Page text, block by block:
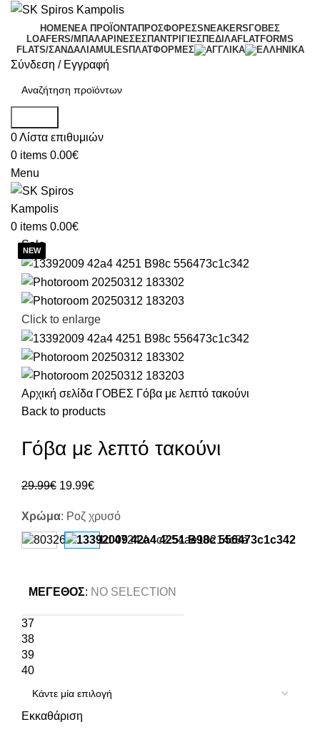
HOMEΝΕΑ ΠΡΟΪΟΝΤΑΠΡΟΣΦΟΡΕΣSNEAKERS ΓΟΒΕΣ
LOAFERS/ΜΠΑΛΑΡΙΝΕΣΕΣΠΑΝΤΡΙΓΙΕΣΠΕΔΙΛΑFLATFORMS
FLATS/ΣΑΝΔΑΛΙΑMULES ΠΛΑΤΦΟΡΜΕΣ
Σύνδεση / Εγγραφή
0Λίστα επιθυμιών
0 items 0.00€
Menu
0 items 0.00€
Sale
Click to enlarge
Αρχική σελίδα ΓΟΒΕΣ Γόβα με λεπτό τακούνι
Back to products
Γόβα με λεπτό τακούνι
29.99€ 19.99€
Χρώμα: Ροζ χρυσό
ΜΈΓΕΘΟΣ: NO SELECTION
37
38
39
40
Εκκαθάριση